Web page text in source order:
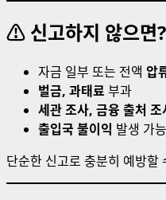
⚠️ 신고하지 않으면?
자금 일부 또는 전액 압
벌금, 과태료 부과
세관 조사, 금융 출처 조
출입국 불이익 발생 가능
단순한 신고로 충분히 예방할